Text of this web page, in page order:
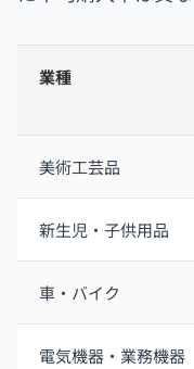
業種
美術工芸品
新生児・子供用品
車・バイク
電気機器・業務機器